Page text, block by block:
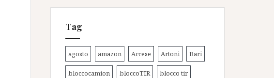
Tag
agosto amazon Arcese Artoni Bari
bloccocamion bloccoTIR blocco tir